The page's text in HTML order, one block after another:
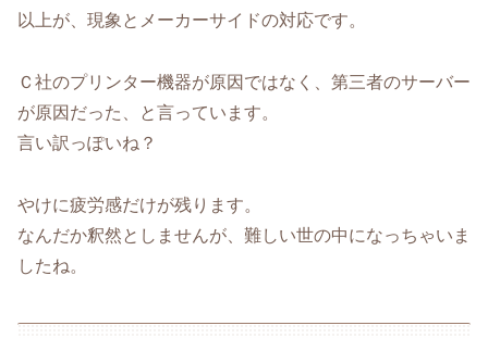
以上が、現象とメーカーサイドの対応です。
Ｃ社のプリンター機器が原因ではなく、第三者のサーバー
が原因だった、と言っています。
言い訳っぽいね？
やけに疲労感だけが残ります。
なんだか釈然としませんが、難しい世の中になっちゃいま
したね。